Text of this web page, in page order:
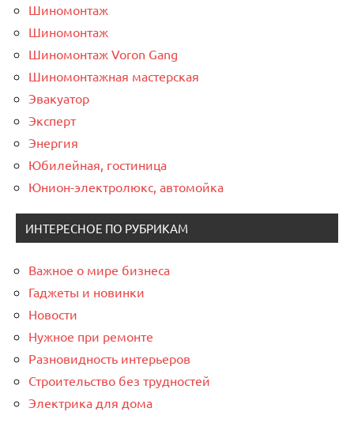
Шиномонтаж
Шиномонтаж
Шиномонтаж Voron Gang
Шиномонтажная мастерская
Эвакуатор
Эксперт
Энергия
Юбилейная, гостиница
Юнион-электролюкс, автомойка
ИНТЕРЕСНОЕ ПО РУБРИКАМ
Важное о мире бизнеса
Гаджеты и новинки
Новости
Нужное при ремонте
Разновидность интерьеров
Строительство без трудностей
Электрика для дома